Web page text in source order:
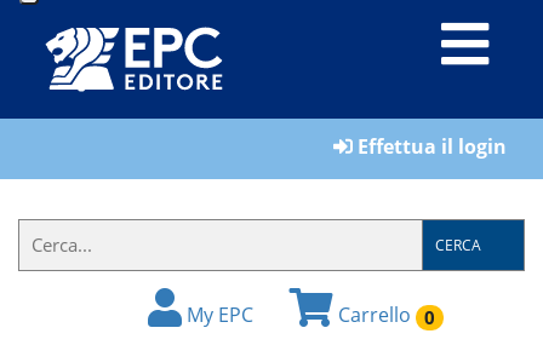
LIBRI
IL
FORMATORE
Effettua il login
CERCA
My EPC Carrello 0